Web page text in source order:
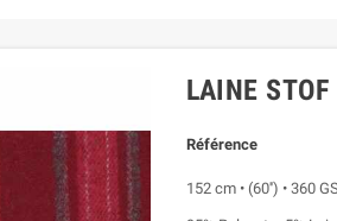
LAINE
Référence
152 cm • (60'') • 360